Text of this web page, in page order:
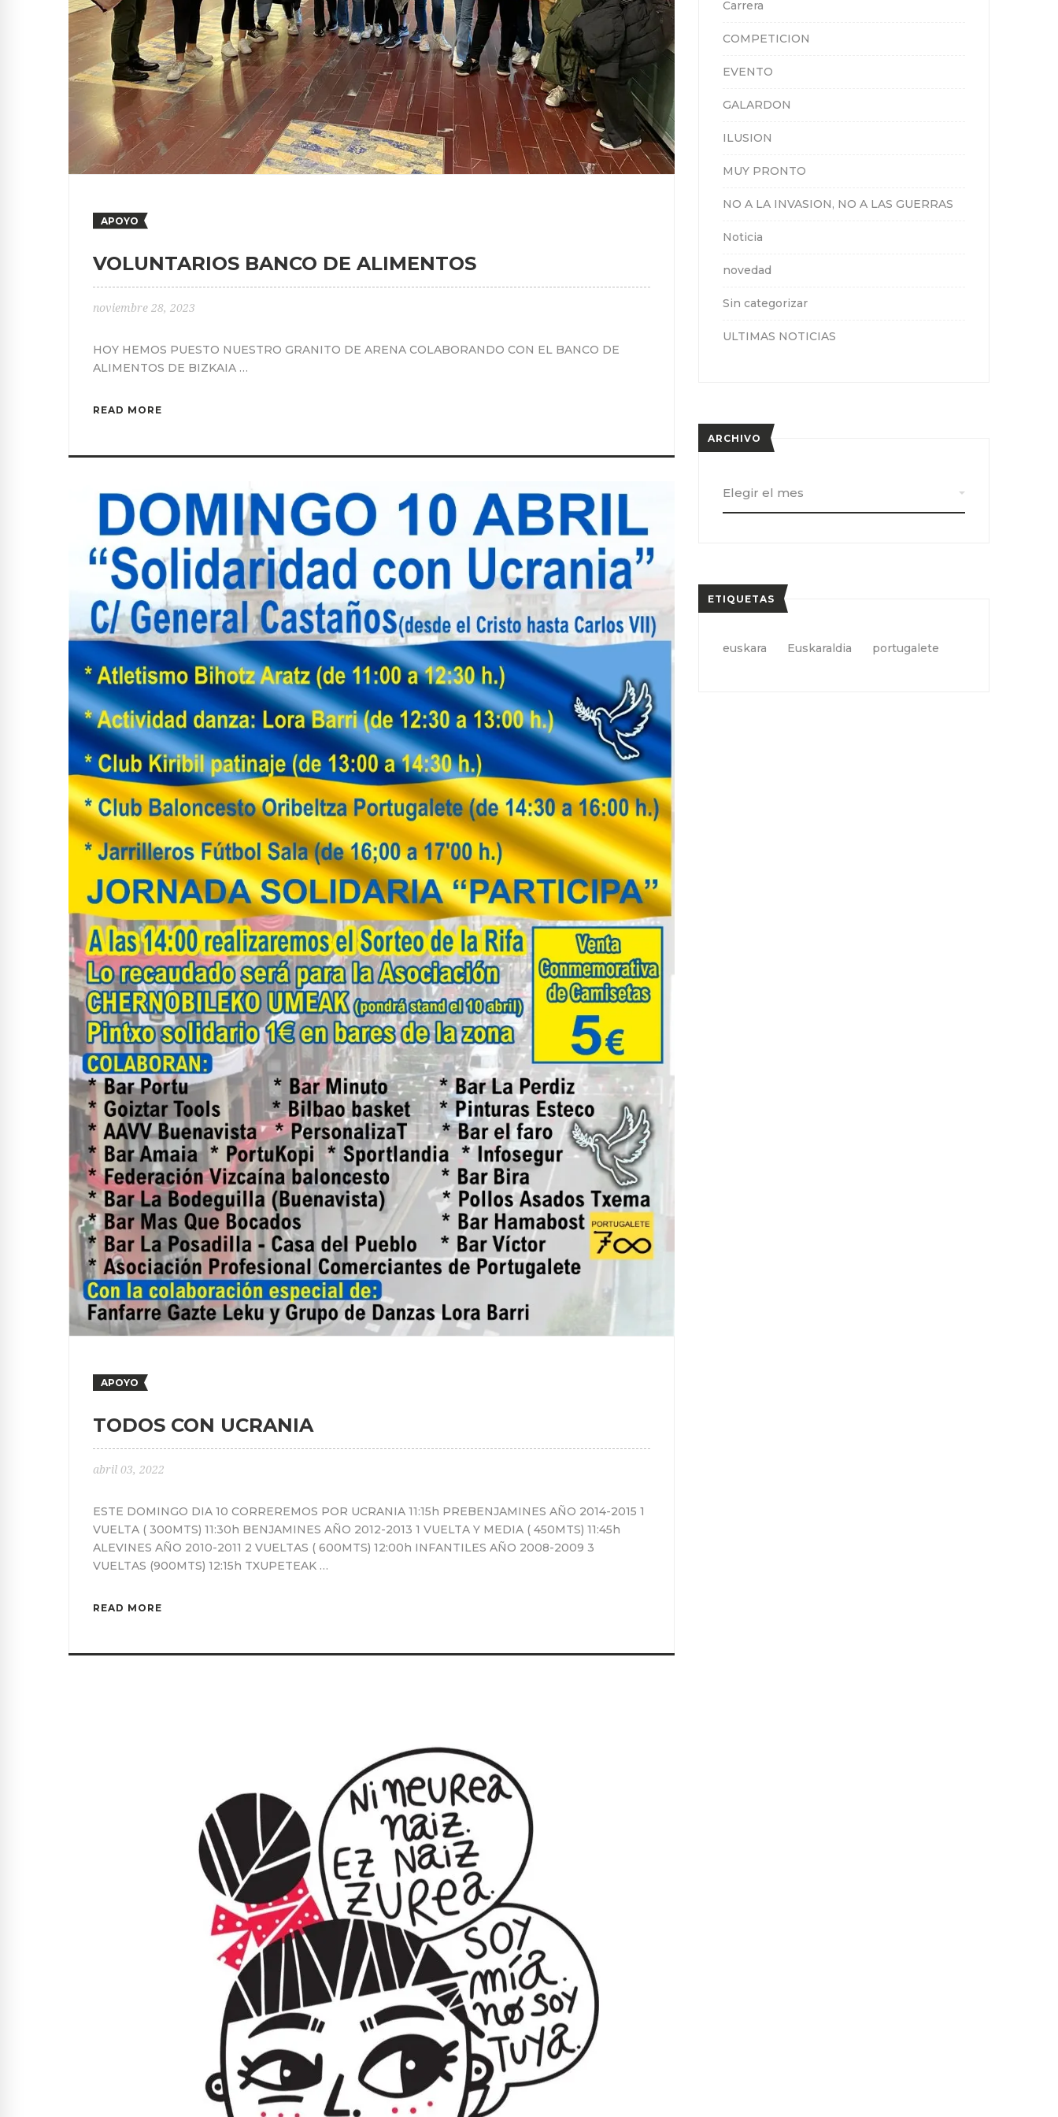
APOYO
VOLUNTARIOS BANCO DE ALIMENTOS
noviembre 28, 2023
HOY HEMOS PUESTO NUESTRO GRANITO DE ARENA COLABORANDO CON EL BANCO DE
ALIMENTOS DE BIZKAIA …
READ MORE
APOYO
TODOS CON UCRANIA
abril 03, 2022
ESTE DOMINGO DIA 10 CORREREMOS POR UCRANIA 11:15h PREBENJAMINES AÑO 2014-2015 1
VUELTA ( 300MTS) 11:30h BENJAMINES AÑO 2012-2013 1 VUELTA Y MEDIA ( 450MTS) 11:45h
ALEVINES AÑO 2010-2011 2 VUELTAS ( 600MTS) 12:00h INFANTILES AÑO 2008-2009 3
VUELTAS (900MTS) 12:15h TXUPETEAK …
READ MORE
Carrera
COMPETICION
EVENTO
GALARDON
ILUSION
MUY PRONTO
NO A LA INVASION, NO A LAS GUERRAS
Noticia
novedad
Sin categorizar
ULTIMAS NOTICIAS
ARCHIVO
ETIQUETAS
euskara Euskaraldia portugalete